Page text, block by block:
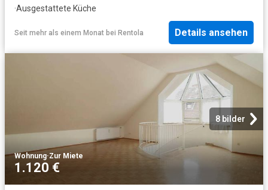
·Ausgestattete Küche
Seit mehr als einem Monat bei Rentola Details ansehen
8 bilder
Wohnung·Zur Miete
1.120 €